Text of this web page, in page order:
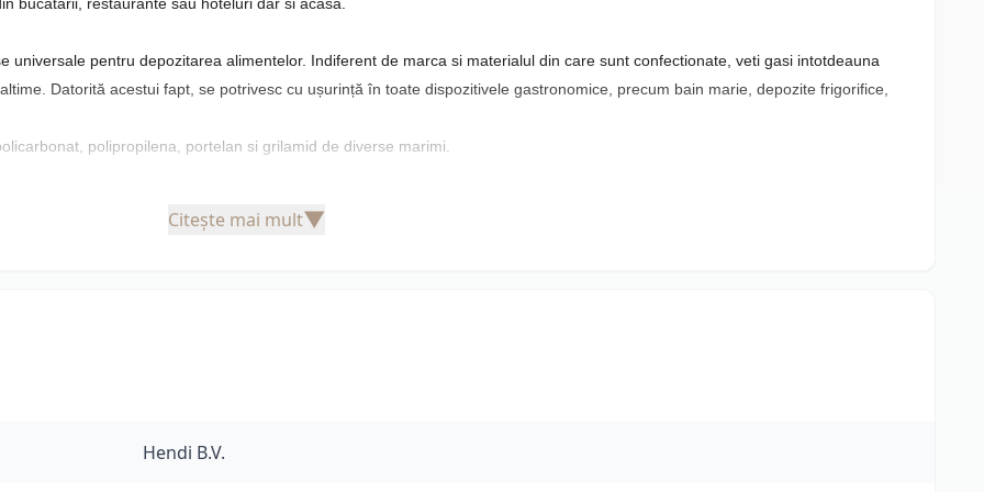
universale pentru depozitarea alimentelor. Indiferent de marca si materialul din care sunt confectionate, veti gasi intotdeauna
Datorită acestui fapt, se potrivesc cu ușurință în toate dispozitivele gastronomice, precum bain marie, depozite frigorifice,
polipropilena, portelan si grilamid de diverse marimi.
lui se pot pune, de exemplu, două recipiente GN 1/2 sau 3 recipiente GN 1/3. Restul îl puteți ajusta în mod similar.
Citește mai mult▼
Hendi B.V.